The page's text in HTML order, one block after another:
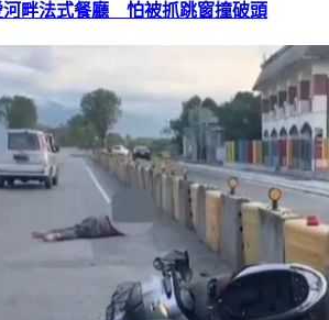
河畔法式餐廳 怕被抓跳窗撞破頭